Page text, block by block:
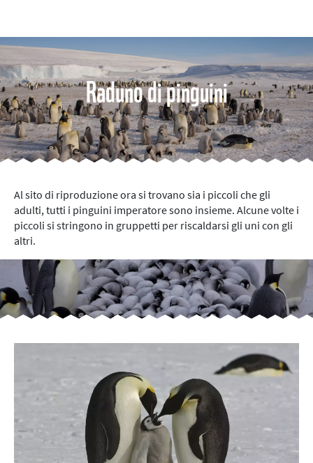
Raduno di pinguini
Al sito di riproduzione ora si trovano sia i piccoli che gli
adulti, tutti i pinguini imperatore sono insieme. Alcune volte i
piccoli si stringono in gruppetti per riscaldarsi gli uni con gli
altri.